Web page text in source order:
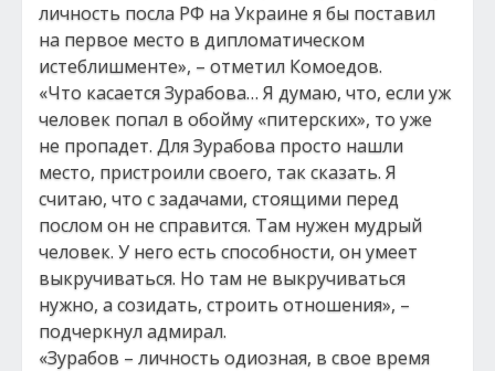
личность посла РФ на Украине я бы поставил
на первое место в дипломатическом
истеблишменте», – отметил Комоедов.
«Что касается Зурабова… Я думаю, что, если уж
человек попал в обойму «питерских», то уже
не пропадет. Для Зурабова просто нашли
место, пристроили своего, так сказать. Я
считаю, что с задачами, стоящими перед
послом он не справится. Там нужен мудрый
человек. У него есть способности, он умеет
выкручиваться. Но там не выкручиваться
нужно, а созидать, строить отношения», –
подчеркнул адмирал.
«Зурабов – личность одиозная, в свое время